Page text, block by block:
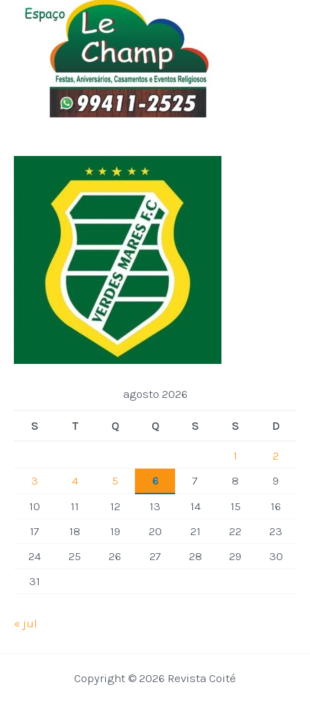
agosto 2026
S T Q Q S S D
1
2
3
4 5 6 7 8
9
10
11 12 13 14 15
16
17
18 19 20 21 22
23
24
25 26 27 28 29
30
31
« jul
Copyright © 2026 Revista Coité